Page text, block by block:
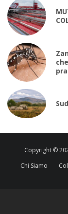
Copyright ©
Chi Siamo